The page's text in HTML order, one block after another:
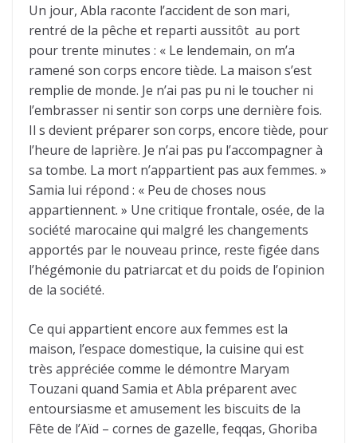
Un jour, Abla raconte l’accident de son mari,
rentré de la pêche et reparti aussitôt au port
pour trente minutes : « Le lendemain, on m’a
ramené son corps encore tiède. La maison s’est
remplie de monde. Je n’ai pas pu ni le toucher ni
l’embrasser ni sentir son corps une dernière fois.
Il s devient préparer son corps, encore tiède, pour
l’heure de laprière. Je n’ai pas pu l’accompagner à
sa tombe. La mort n’appartient pas aux femmes. »
Samia lui répond : « Peu de choses nous
appartiennent. » Une critique frontale, osée, de la
société marocaine qui malgré les changements
apportés par le nouveau prince, reste figée dans
l’hégémonie du patriarcat et du poids de l’opinion
de la société.
Ce qui appartient encore aux femmes est la
maison, l’espace domestique, la cuisine qui est
très appréciée comme le démontre Maryam
Touzani quand Samia et Abla préparent avec
entoursiasme et amusement les biscuits de la
Fête de l’Aïd – cornes de gazelle, feqqas, Ghoriba